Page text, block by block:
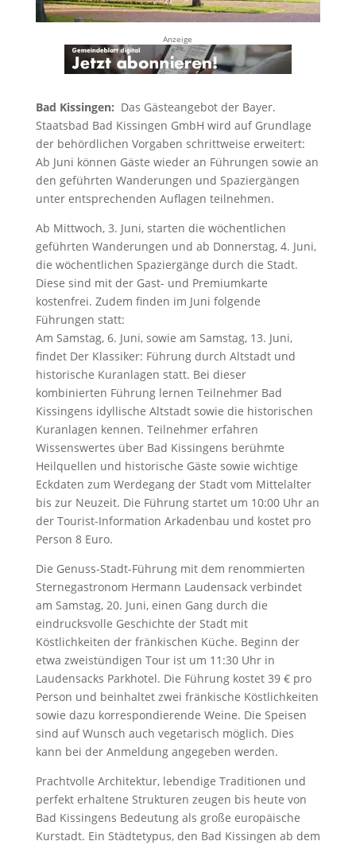
Anzeige
Bad Kissingen: Das Gästeangebot der Bayer.
Staatsbad Bad Kissingen GmbH wird auf Grundlage
der behördlichen Vorgaben schrittweise erweitert:
Ab Juni können Gäste wieder an Führungen sowie an
den geführten Wanderungen und Spaziergängen
unter entsprechenden Auflagen teilnehmen.
Ab Mittwoch, 3. Juni, starten die wöchentlichen
geführten Wanderungen und ab Donnerstag, 4. Juni,
die wöchentlichen Spaziergänge durch die Stadt.
Diese sind mit der Gast- und Premiumkarte
kostenfrei. Zudem finden im Juni folgende
Führungen statt:
Am Samstag, 6. Juni, sowie am Samstag, 13. Juni,
findet Der Klassiker: Führung durch Altstadt und
historische Kuranlagen statt. Bei dieser
kombinierten Führung lernen Teilnehmer Bad
Kissingens idyllische Altstadt sowie die historischen
Kuranlagen kennen. Teilnehmer erfahren
Wissenswertes über Bad Kissingens berühmte
Heilquellen und historische Gäste sowie wichtige
Eckdaten zum Werdegang der Stadt vom Mittelalter
bis zur Neuzeit. Die Führung startet um 10:00 Uhr an
der Tourist-Information Arkadenbau und kostet pro
Person 8 Euro.
Die Genuss-Stadt-Führung mit dem renommierten
Sternegastronom Hermann Laudensack verbindet
am Samstag, 20. Juni, einen Gang durch die
eindrucksvolle Geschichte der Stadt mit
Köstlichkeiten der fränkischen Küche. Beginn der
etwa zweistündigen Tour ist um 11:30 Uhr in
Laudensacks Parkhotel. Die Führung kostet 39 € pro
Person und beinhaltet zwei fränkische Köstlichkeiten
sowie dazu korrespondierende Weine. Die Speisen
sind auf Wunsch auch vegetarisch möglich. Dies
kann bei der Anmeldung angegeben werden.
Prachtvolle Architektur, lebendige Traditionen und
perfekt erhaltene Strukturen zeugen bis heute von
Bad Kissingens Bedeutung als große europäische
Kurstadt. Ein Städtetypus, den Bad Kissingen ab dem